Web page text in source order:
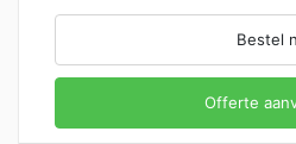
Bestel
Offerte